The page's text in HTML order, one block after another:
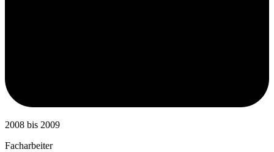
2008 bis 2009
Facharbeiter